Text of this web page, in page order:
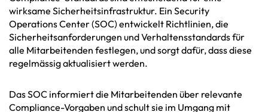
wirksame Sicherheitsinfrastruktur. Ein Security
Operations Center (SOC) entwickelt Richtlinien, die
Sicherheitsanforderungen und Verhaltensstandards für
alle Mitarbeitenden festlegen, und sorgt dafür, dass diese
regelmässig aktualisiert werden.
Das SOC informiert die Mitarbeitenden über relevante
Compliance-Vorgaben und schult sie im Umgang mit